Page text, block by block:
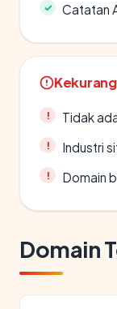
Catatan
Tidak
Industri
Domain
Domain